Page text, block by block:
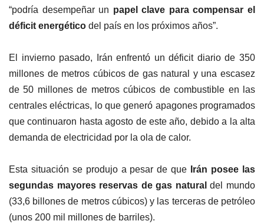
“podría desempeñar un papel clave para compensar el
déficit energético del país en los próximos años”.
El invierno pasado, Irán enfrentó un déficit diario de 350
millones de metros cúbicos de gas natural y una escasez
de 50 millones de metros cúbicos de combustible en las
centrales eléctricas, lo que generó apagones programados
que continuaron hasta agosto de este año, debido a la alta
demanda de electricidad por la ola de calor.
Esta situación se produjo a pesar de que
Irán posee las
segundas mayores reservas de gas naturaldel mundo
(33,6 billones de metros cúbicos) y las terceras de petróleo
(unos 200 mil millones de barriles).